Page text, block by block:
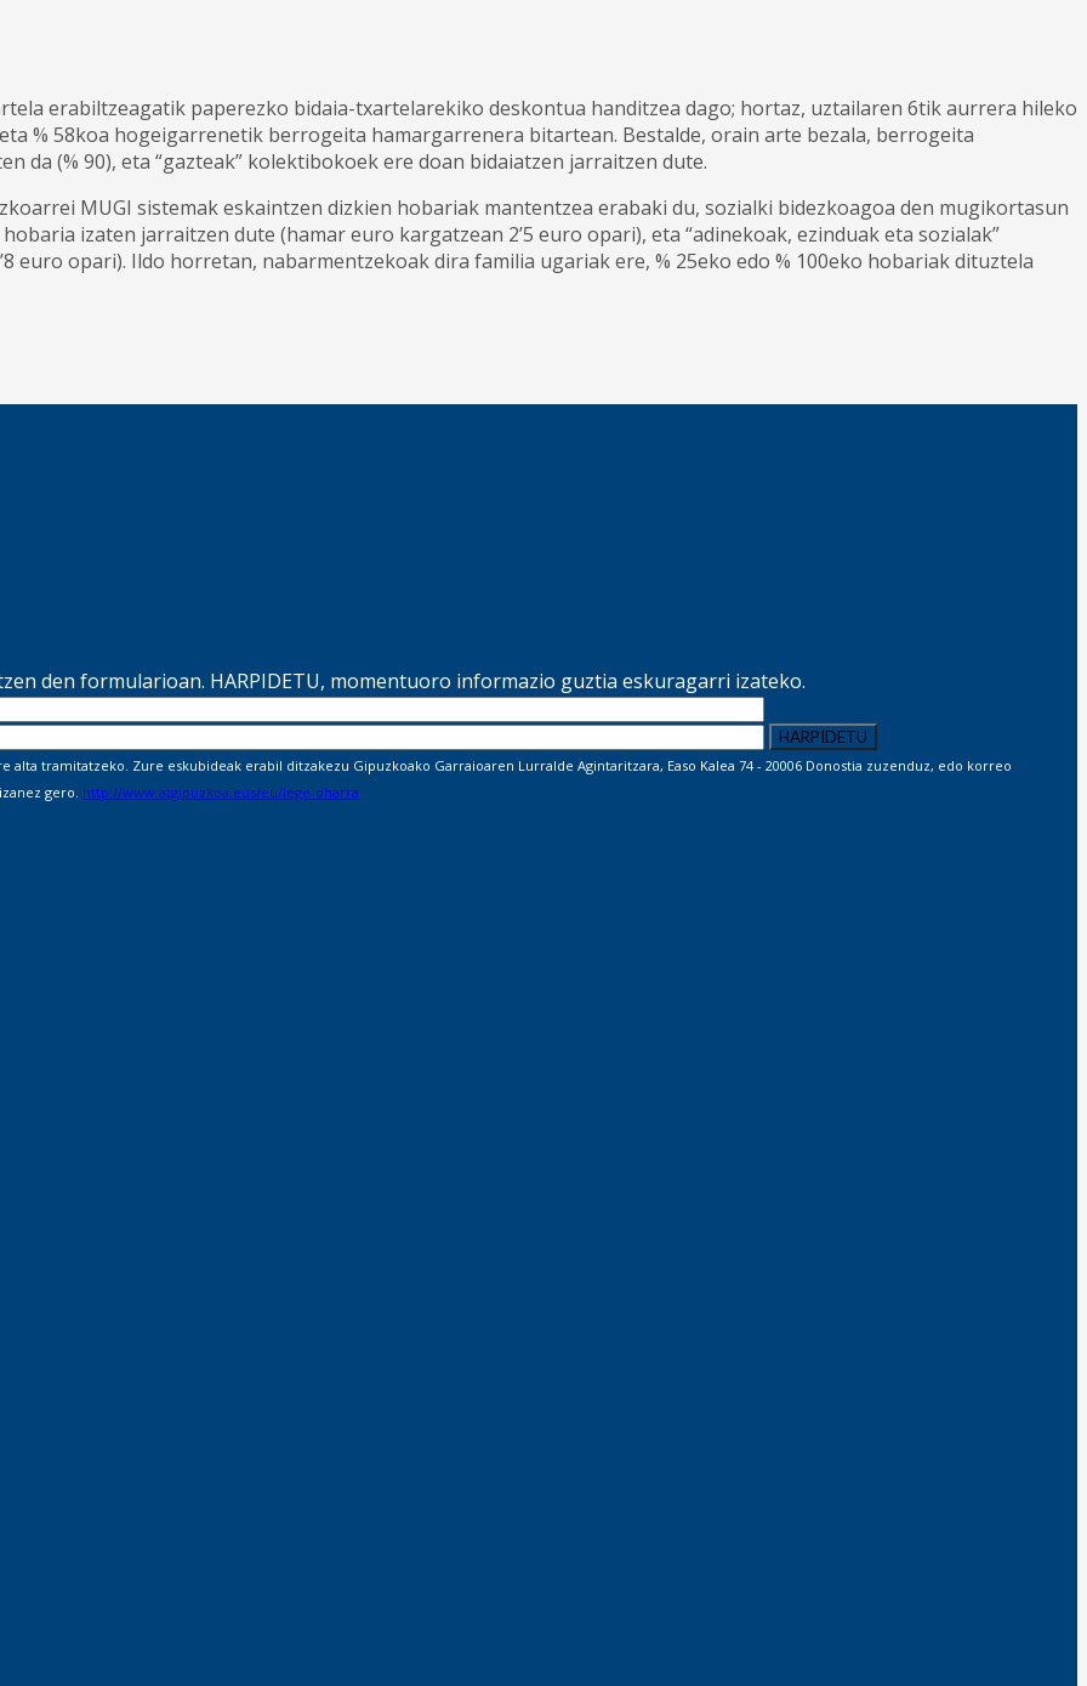
erabiltzeagatik paperezko bidaia-txartelarekiko deskontua handitzea dago; hortaz, uztailaren 6tik aurrera hileko
% 58koa hogeigarrenetik berrogeita hamargarrenera bitartean. Bestalde, orain arte bezala, berrogeita
da (% 90), eta “gazteak” kolektibokoek ere doan bidaiatzen jarraitzen dute.
MUGI sistemak eskaintzen dizkien hobariak mantentzea erabaki du, sozialki bidezkoagoa den mugikortasun
izaten jarraitzen dute (hamar euro kargatzean 2’5 euro opari), eta “adinekoak, ezinduak eta sozialak”
euro opari). Ildo horretan, nabarmentzekoak dira familia ugariak ere, % 25eko edo % 100eko hobariak dituztela
den formularioan. HARPIDETU, momentuoro informazio guztia eskuragarri izateko.
tramitatzeko. Zure eskubideak erabil ditzakezu Gipuzkoako Garraioaren Lurralde Agintaritzara, Easo Kalea 74 - 20006 Donostia zuzenduz, edo korreo
gero. http://www.atgipuzkoa.eus/eu/lege-oharra